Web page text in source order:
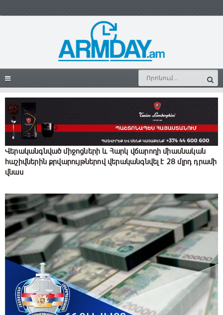
Վերականգնված միջոցների և Հարկ վճարողի միասնական
հաշիվներին քրվարույթներով վերականգնվել է 28 մլրդ դրամի
վնաս